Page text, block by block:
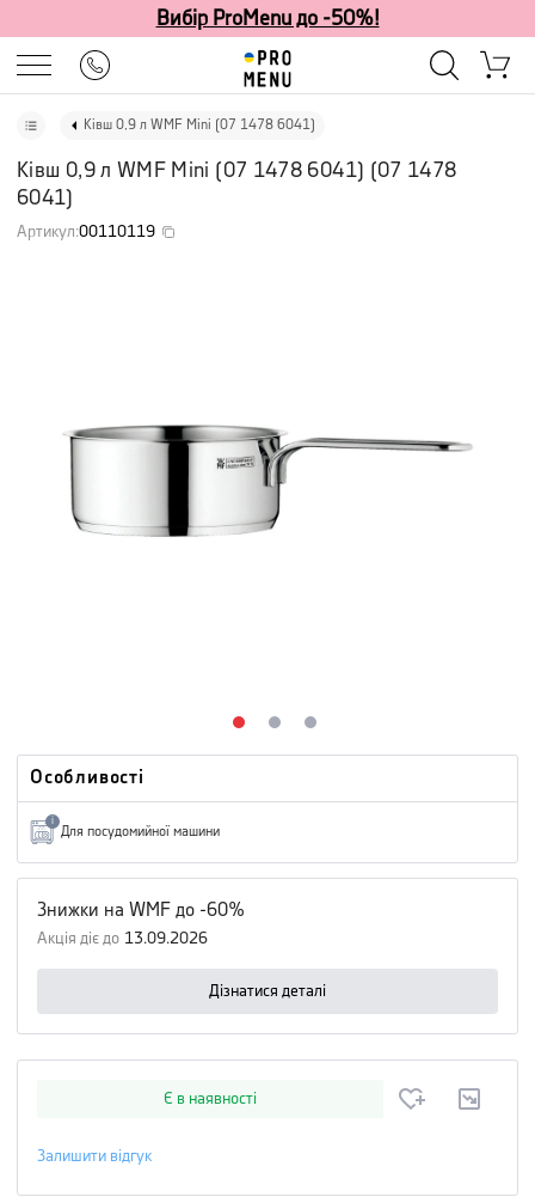
Вибір ProMenu до -50%!
Ківш 0,9 л WMF Mini (07 1478 6041)
Ківш 0,9 л WMF Mini (07 1478 6041) (07 1478
6041)
Артикул:00110119
Особливості
i
Для посудомийної машини
Знижки на WMF до -60%
Акція діє до 13.09.2026
Дізнатися деталі
Є в наявності
Залишити відгук